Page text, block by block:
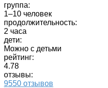
группа:
1–10 человек
продолжительность:
2 часа
дети:
Можно с детьми
рейтинг:
4.78
отзывы:
9550 отзывов